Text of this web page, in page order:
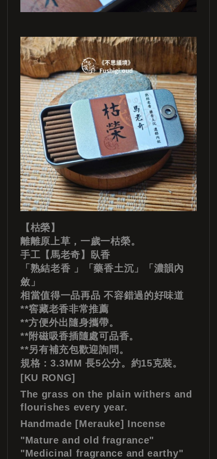
【枯榮】
離離原上草，一歲一枯榮。
手工【馬老奇】臥香
「熟結老香 」「藥香土沉」「濃韻內
斂」
相當值得一品再品 不容錯過的好味道
**窖藏老香非常推薦
**方便外出隨身攜帶。
**附磁吸香插隨處可品香。
**另有補充包歡迎詢問。
規格：3.3MM 長5公分。約15克裝。
[KU RONG]
The grass on the plain withers and
flourishes every year.
Handmade [Merauke] Incense
"Mature and old fragrance"
"Medicinal fragrance and earthy"